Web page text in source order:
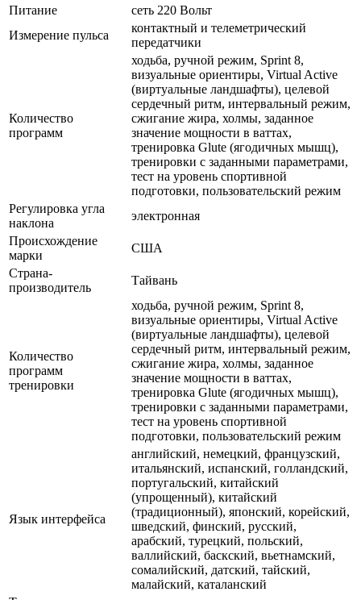
Питание
сеть 220 Вольт
Измерение пульса
контактный и телеметрический
передатчики
Количество
программ
ходьба, ручной режим, Sprint 8,
визуальные ориентиры, Virtual Active
(виртуальные ландшафты), целевой
сердечный ритм, интервальный режим,
сжигание жира, холмы, заданное
значение мощности в ваттах,
тренировка Glute (ягодичных мышц),
тренировки с заданными параметрами,
тест на уровень спортивной
подготовки, пользовательский режим
Регулировка угла
наклона
электронная
Происхождение
марки
США
Страна-
производитель
Тайвань
Количество
программ
тренировки
ходьба, ручной режим, Sprint 8,
визуальные ориентиры, Virtual Active
(виртуальные ландшафты), целевой
сердечный ритм, интервальный режим,
сжигание жира, холмы, заданное
значение мощности в ваттах,
тренировка Glute (ягодичных мышц),
тренировки с заданными параметрами,
тест на уровень спортивной
подготовки, пользовательский режим
Язык интерфейса
английский, немецкий, французский,
итальянский, испанский, голландский,
португальский, китайский
(упрощенный), китайский
(традиционный), японский, корейский,
шведский, финский, русский,
арабский, турецкий, польский,
валлийский, баскский, вьетнамский,
сомалийский, датский, тайский,
малайский, каталанский